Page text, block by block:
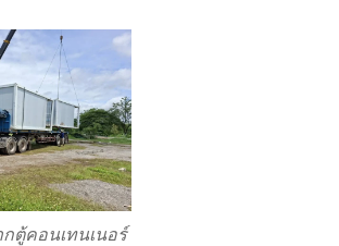
ตู้คอนเทนเนอร์